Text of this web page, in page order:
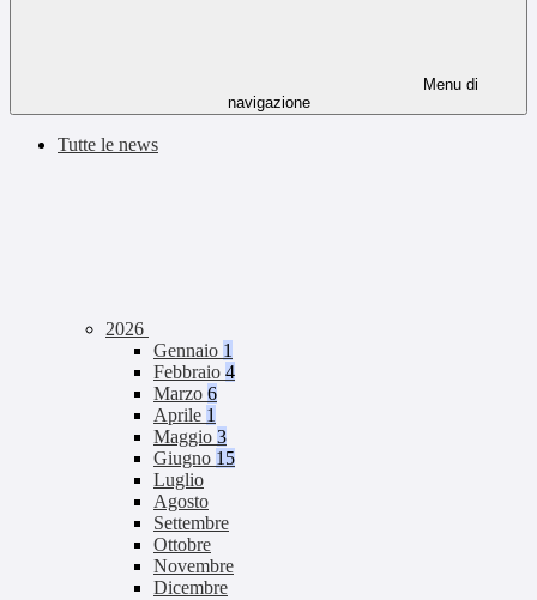
Menu di
navigazione
Tutte le news
2026
Gennaio 1
Febbraio 4
Marzo 6
Aprile 1
Maggio 3
Giugno 15
Luglio
Agosto
Settembre
Ottobre
Novembre
Dicembre